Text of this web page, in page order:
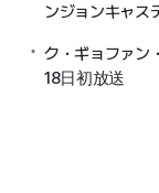
ンジョンキャ
ク・ギョファン
18日初放送